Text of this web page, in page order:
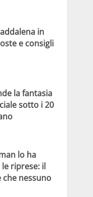
in
e consigli
la fantasia
sotto i 20
lo ha
riprese: il
che nessuno